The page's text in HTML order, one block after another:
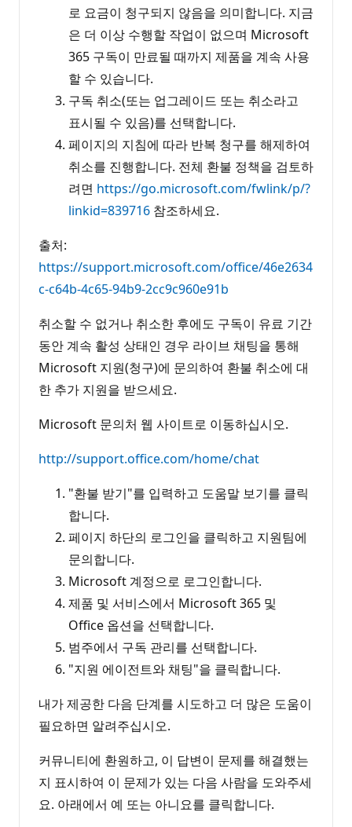
로 요금이 청구되지 않음을 의미합니다. 지금
은 더 이상 수행할 작업이 없으며 Microsoft
365 구독이 만료될 때까지 제품을 계속 사용
할 수 있습니다.
구독 취소(또는 업그레이드 또는 취소라고
표시될 수 있음)를 선택합니다.
페이지의 지침에 따라 반복 청구를 해제하여
취소를 진행합니다. 전체 환불 정책을 검토하
려면 https://go.microsoft.com/fwlink/p/?
linkid=839716 참조하세요.
출처:
https://support.microsoft.com/office/46e2634
c-c64b-4c65-94b9-2cc9c960e91b
취소할 수 없거나 취소한 후에도 구독이 유료 기간
동안 계속 활성 상태인 경우 라이브 채팅을 통해
Microsoft 지원(청구)에 문의하여 환불 취소에 대
한 추가 지원을 받으세요.
Microsoft 문의처 웹 사이트로 이동하십시오.
http://support.office.com/home/chat
"환불 받기"를 입력하고 도움말 보기를 클릭
합니다.
페이지 하단의 로그인을 클릭하고 지원팀에
문의합니다.
Microsoft 계정으로 로그인합니다.
제품 및 서비스에서 Microsoft 365 및
Office 옵션을 선택합니다.
범주에서 구독 관리를 선택합니다.
"지원 에이전트와 채팅"을 클릭합니다.
내가 제공한 다음 단계를 시도하고 더 많은 도움이
필요하면 알려주십시오.
커뮤니티에 환원하고, 이 답변이 문제를 해결했는
지 표시하여 이 문제가 있는 다음 사람을 도와주세
요. 아래에서 예 또는 아니요를 클릭합니다.